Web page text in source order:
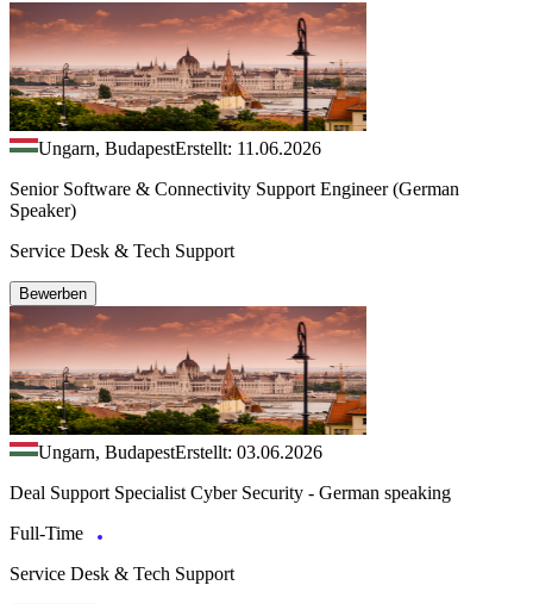
Ungarn, BudapestErstellt: 11.06.2026
Senior Software & Connectivity Support Engineer (German
Speaker)
Service Desk & Tech Support
Bewerben
Ungarn, BudapestErstellt: 03.06.2026
Deal Support Specialist Cyber Security - German speaking
Full-Time
Service Desk & Tech Support